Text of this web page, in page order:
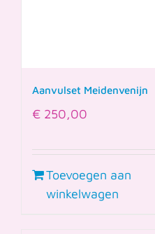
Aanvulset Meidenvenijn
€ 250,00
Toevoegen aan
winkelwagen